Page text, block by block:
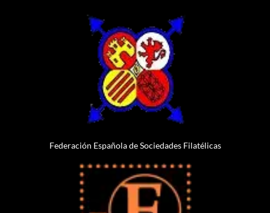
Federación Española de Sociedades Filatélicas